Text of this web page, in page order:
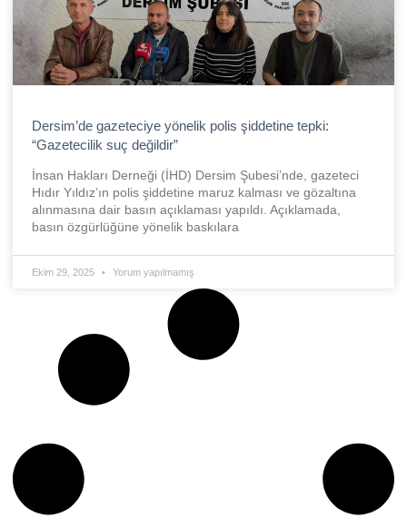
Dersim’de gazeteciye yönelik polis şiddetine tepki:
“Gazetecilik suç değildir”
İnsan Hakları Derneği (İHD) Dersim Şubesi’nde, gazeteci
Hıdır Yıldız’ın polis şiddetine maruz kalması ve gözaltına
alınmasına dair basın açıklaması yapıldı. Açıklamada,
basın özgürlüğüne yönelik baskılara
Ekim 29, 2025 Yorum yapılmamış